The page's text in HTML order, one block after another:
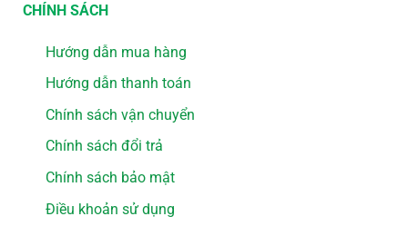
CHÍNH SÁCH
Hướng dẫn mua hàng
Hướng dẫn thanh toán
Chính sách vận chuyển
Chính sách đổi trả
Chính sách bảo mật
Điều khoản sử dụng